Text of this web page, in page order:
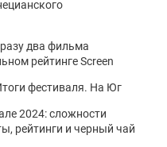
два фильма
рейтинге Screen
фестиваля. На Юг
2024: сложности
рейтинги и черный чай